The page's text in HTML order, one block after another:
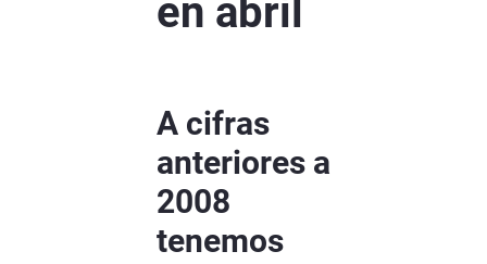
en abril
A cifras
anteriores a
2008
tenemos